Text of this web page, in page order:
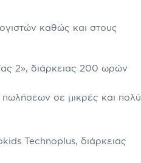
καθώς και στους
2», διάρκειας 200 ωρών
σε μικρές και πολύ
Technoplus, διάρκειας